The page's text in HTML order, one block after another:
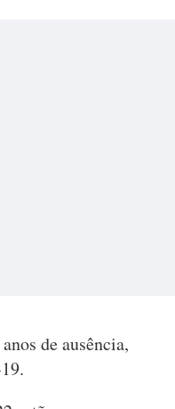
de ausência,